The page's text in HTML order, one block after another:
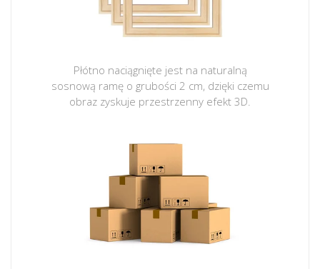
Płótno naciągnięte jest na naturalną
sosnową ramę o grubości 2 cm, dzięki czemu
obraz zyskuje przestrzenny efekt 3D.